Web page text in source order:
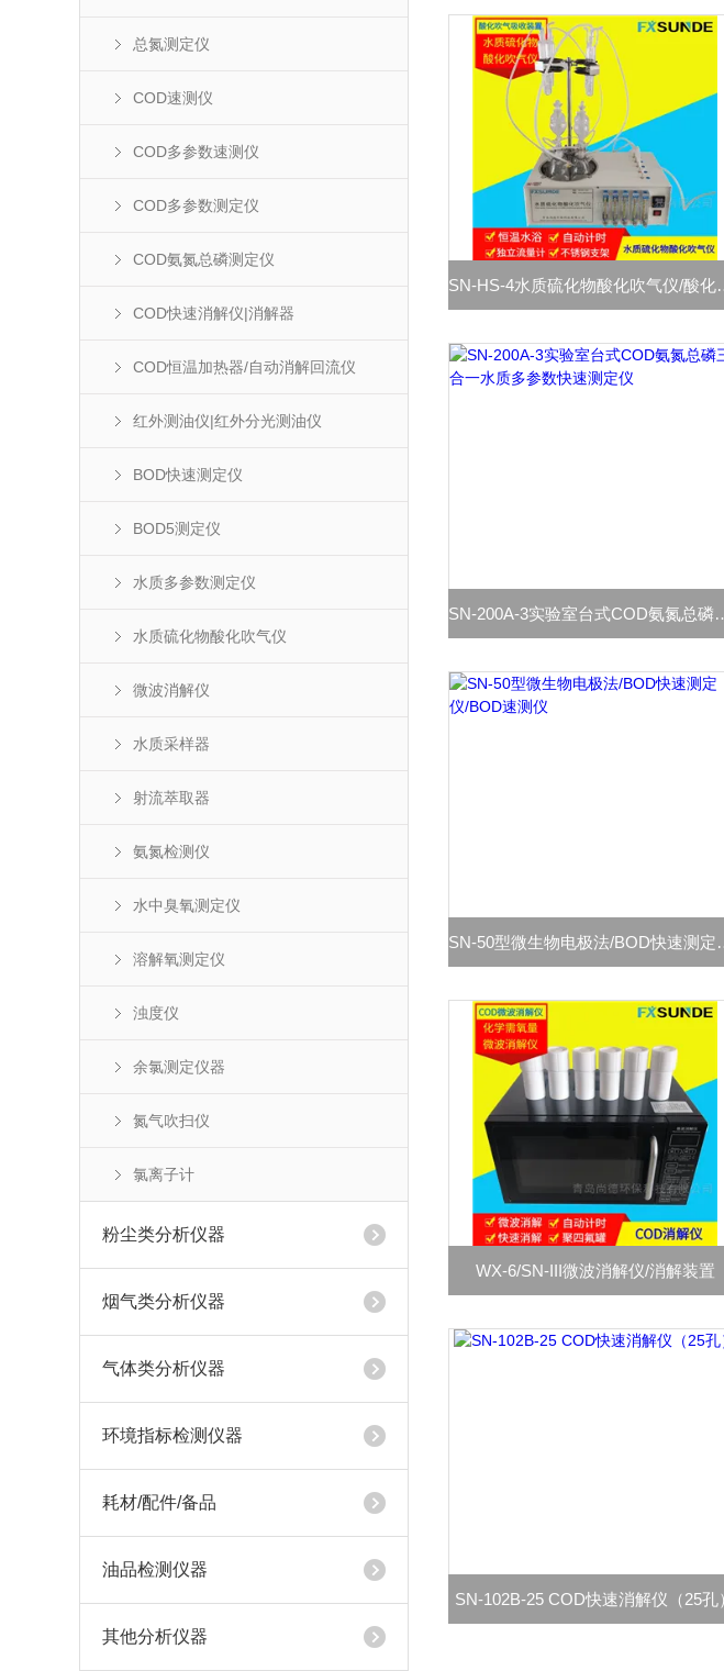
总氮测定仪
COD速测仪
COD多参数速测仪
COD多参数测定仪
COD氨氮总磷测定仪
COD快速消解仪|消解器
COD恒温加热器/自动消解回流仪
红外测油仪|红外分光测油仪
BOD快速测定仪
BOD5测定仪
水质多参数测定仪
水质硫化物酸化吹气仪
微波消解仪
水质采样器
射流萃取器
氨氮检测仪
水中臭氧测定仪
溶解氧测定仪
浊度仪
余氯测定仪器
氮气吹扫仪
氯离子计
粉尘类分析仪器
烟气类分析仪器
气体类分析仪器
环境指标检测仪器
耗材/配件/备品
油品检测仪器
其他分析仪器
SN-HS-4水质
SN-200A-3实验室台式
SN-50型微生
WX-6/SN-III微波消解仪/消解装置
SN-102B-25 COD快速消解仪（25孔